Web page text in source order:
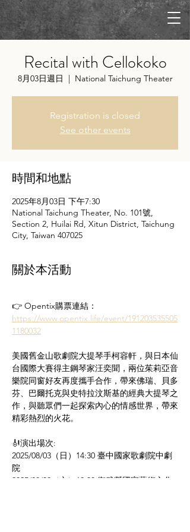
Recital with Cellokoko
8月03日週日
  |
National Taichung Theater
Registration is closed
See other events
時間和地點
2025年8月03日 下午7:30
National Taichung Theater, No. 101號,
Section 2, Huilai Rd, Xitun District, Taichung
City, Taiwan 407025
關於本活動
👉 Opentix購票連結：
https://www.opentix.life/event/191203535505
1180032
美國舊金山歌劇院大提琴手柯容軒，與日本仙
台國際大賽得主鋼琴家汪奕聞，兩位茱莉亞音
樂院同窗好友再度攜手合作，帶來佛瑞、貝多
芬、巴爾托克與史特拉汶斯基的經典大提琴之
作，與聽眾們一起探索內心的情感世界，帶來
精彩熱烈的火花。
🎻演出場次:
2025/08/03（日）14:30 臺中國家歌劇院中劇
院
2025/08/09（六）19:30 衛武營國家藝術文化